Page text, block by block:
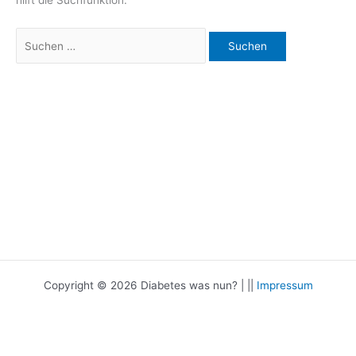
nach:
Copyright © 2026 Diabetes was nun? | || Impressum